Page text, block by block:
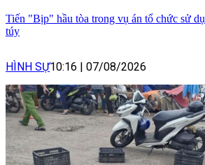
Tiến "Bịp" hầu tòa trong vụ án tổ chức sử
túy
HÌNH SỰ10:16 | 07/08/2026